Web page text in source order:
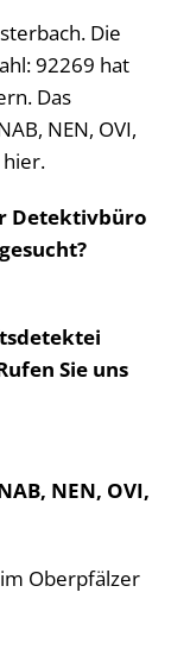
Die
92269 hat
Das
NEN, OVI,
hier.
Detektivbüro
Sie uns
NEN, OVI,
Oberpfälzer